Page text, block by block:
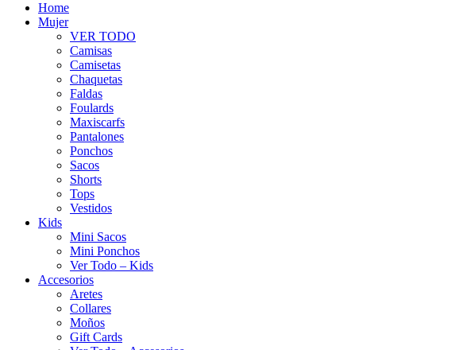
Home
Mujer
VER TODO
Camisas
Camisetas
Chaquetas
Faldas
Foulards
Maxiscarfs
Pantalones
Ponchos
Sacos
Shorts
Tops
Vestidos
Kids
Mini Sacos
Mini Ponchos
Ver Todo – Kids
Accesorios
Aretes
Collares
Moños
Gift Cards